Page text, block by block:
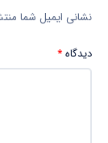
نشانی ایمیل شما
دیدگاه*